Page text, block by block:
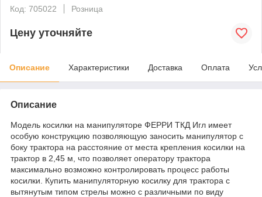
Код: 705022
Розница
Цену уточняйте
Описание Характеристики Доставка Оплата
Описание
Модель косилки на манипуляторе ФЕРРИ ТКД Игл имеет
особую конструкцию позволяющую заносить манипулятор с
боку трактора на расстояние от места крепления косилки на
трактор в 2,45 м, что позволяет оператору трактора
максимально возможно контролировать процесс работы
косилки. Купить манипуляторную косилку для трактора с
вытянутым типом стрелы можно с различными по виду